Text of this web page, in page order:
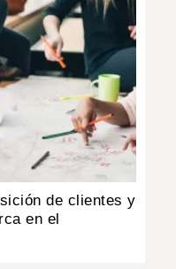
de clientes y
en el